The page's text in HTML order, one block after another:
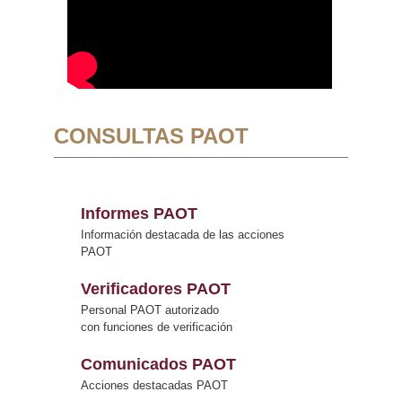
CONSULTAS PAOT
Informes PAOT
Información destacada de las acciones
PAOT
Verificadores PAOT
Personal PAOT autorizado
con funciones de verificación
Comunicados PAOT
Acciones destacadas PAOT